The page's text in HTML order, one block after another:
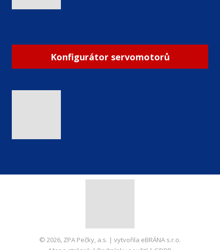
Konfigurátor servomotorů
© 2026, ZPA Pečky, a.s. | vytvořila eBRÁNA s.r.o.